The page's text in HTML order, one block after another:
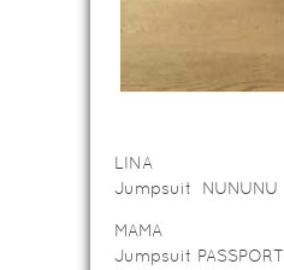
LINA
Jumpsuit NUNUNU
MAMA
Jumpsuit PASSPORT